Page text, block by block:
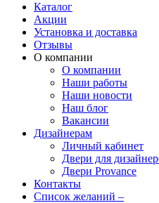
Каталог
Акции
Установка и доставка
Отзывы
О компании
О компании
Наши работы
Наши новости
Наш блог
Вакансии
Дизайнерам
Личный кабинет
Двери для
Двери Provance
Контакты
Список желаний –